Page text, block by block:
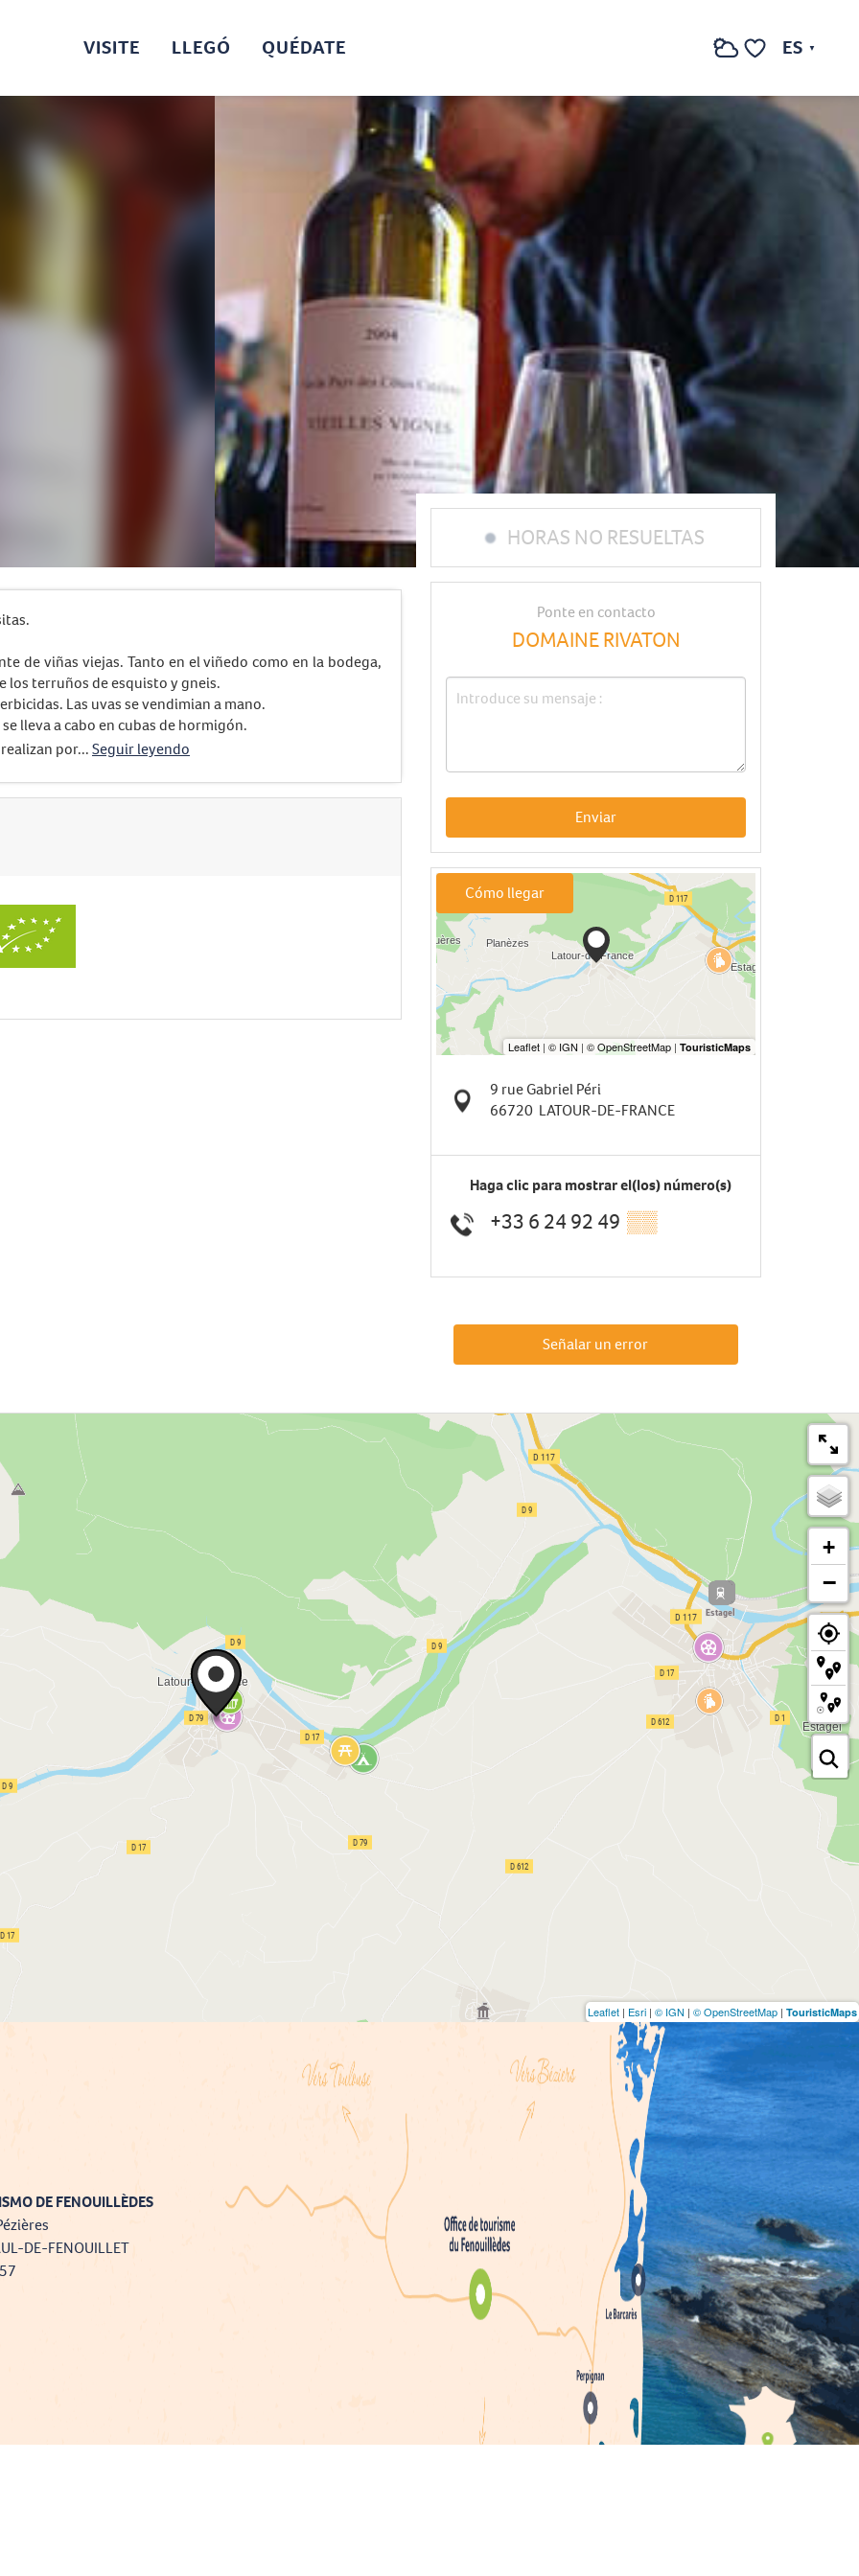
Buscar ES
VISITE LLEGÓ QUÉDATE
de viñas viejas. Tanto en el viñedo como en la bodega,
los terruños de esquisto y gneis.
Las uvas se vendimian a mano.
lleva a cabo en cubas de hormigón.
por...Seguir leyendo
HORAS NO RESUELTAS
Ponte en contacto
DOMAINE RIVATON
Enviar
Cómo llegar
9 rue Gabriel Péri
66720 LATOUR-DE-FRANCE
Haga clic para mostrar el(los) número(s)
+33 6 24 92 49 ▒▒
Señalar un error
+
−
Leaflet | Esri | © IGN | © OpenStreetMap | TouristicMaps
DE FENOUILLÈDES
DE-FENOUILLET